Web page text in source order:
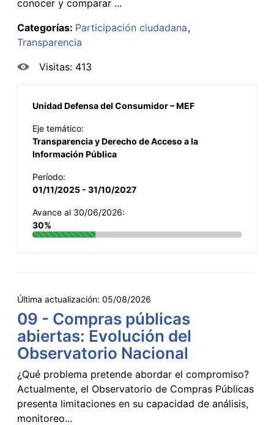
conocer y comparar ...
Categorías: Participación ciudadana
Transparencia
Visitas: 413
Unidad Defensa del Consumidor – MEF
Eje temático:
Transparencia y Derecho de Acceso a la
Información Pública
Período:
01/11/2025 - 31/10/2027
Avance al 30/06/2026:
30%
Última actualización: 05/08/2026
09 - Compras públicas
abiertas: Evolución del
Observatorio Nacional
¿Qué problema pretende abordar el compromiso?
Actualmente, el Observatorio de Compras Públicas
presenta limitaciones en su capacidad de análisis,
monitoreo...